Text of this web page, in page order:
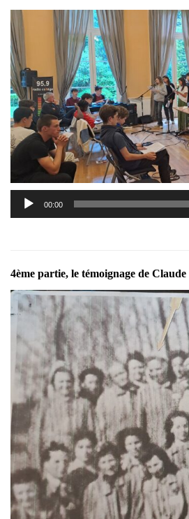
Lecteur
audio
00:00
4ème partie, le témoignage de